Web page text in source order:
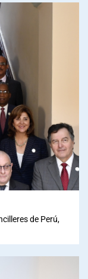
de Perú,